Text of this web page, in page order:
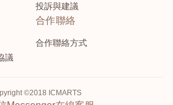
投訴與建議
議
合作聯絡
合作聯絡方式
©2018 ICMARTS